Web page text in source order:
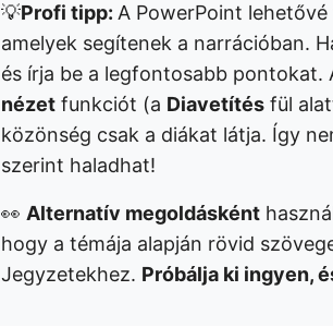
💡Profi tipp: A PowerPoint
amelyek segítenek a narrációban.
és írja be a legfontosabb pontokat.
nézet funkciót (a Diavetítés fül
közönség csak a diákat látja. Így
szerint haladhat!
👀 Alternatív megoldásként
hogy a témája alapján rövid
Jegyzetekhez. Próbálja ki ingyen,